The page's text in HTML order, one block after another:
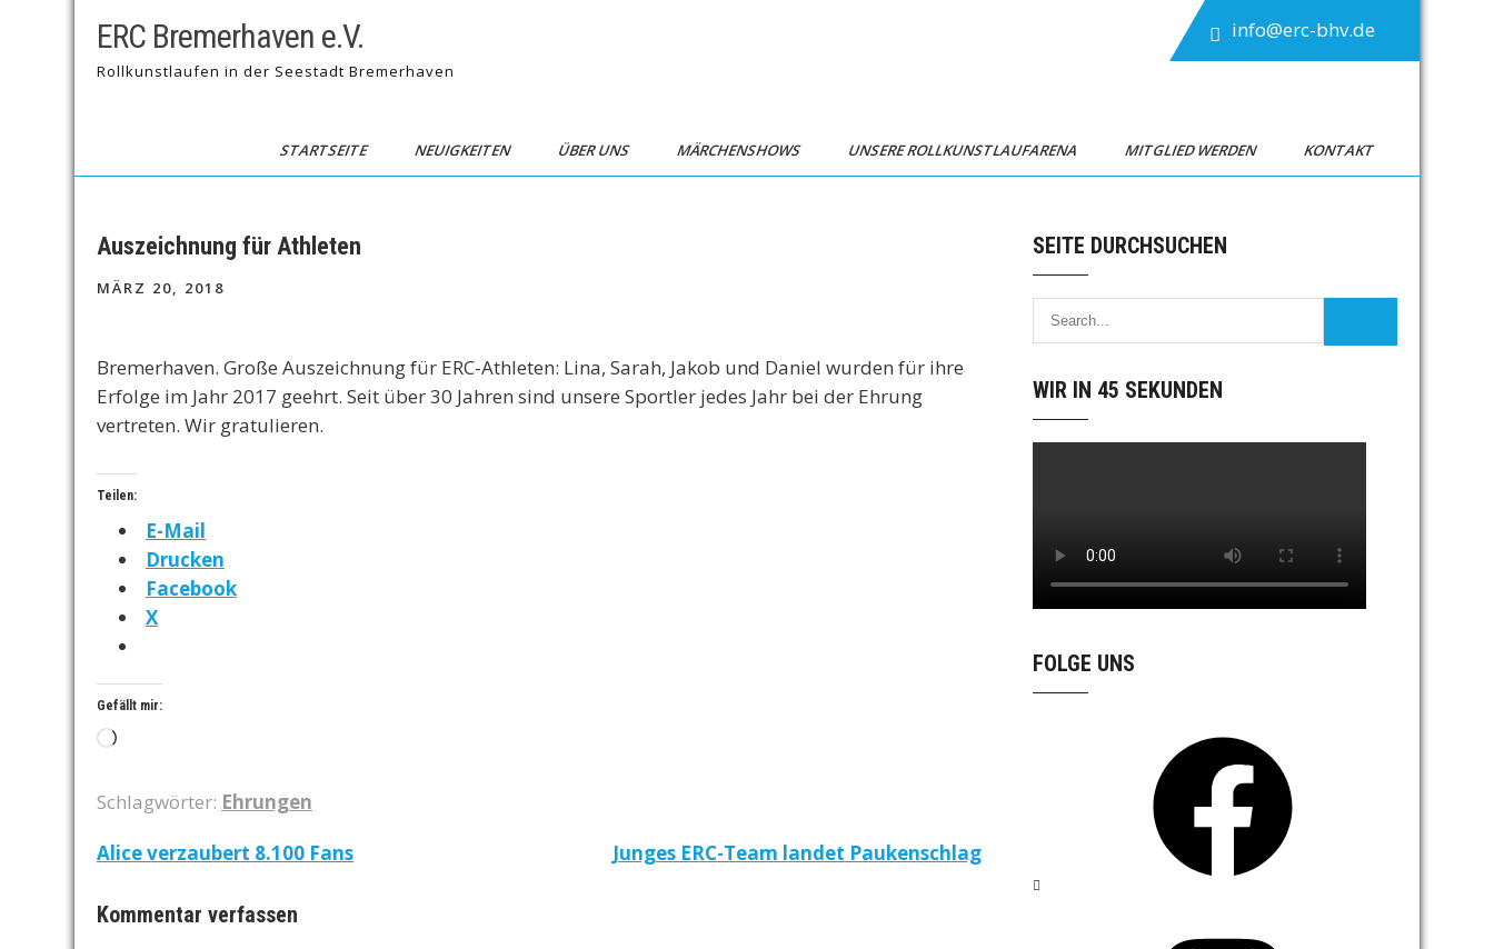
ERC Bremerhaven e.V.
Rollkunstlaufen in der Seestadt Bremerhaven
info@erc-bhv.de
STARTSEITE NEUIGKEITEN ÜBER UNS MÄRCHENSHOWS UNSERE ROLLKUNSTLAUFARENA MITGLIED WERDEN KONTAKT
Auszeichnung für Athleten
MÄRZ 20, 2018
Bremerhaven. Große Auszeichnung für ERC-Athleten: Lina, Sarah, Jakob und Daniel wurden für ihre
Erfolge im Jahr 2017 geehrt. Seit über 30 Jahren sind unsere Sportler jedes Jahr bei der Ehrung
vertreten. Wir gratulieren.
Teilen:
E-Mail
Drucken
Facebook
X
Gefällt mir:
Wird
Schlagwörter: Ehrungen
Beitragsnavigation
Alice verzaubert 8.100 Fans Junges ERC-Team landet Paukenschlag
Kommentar verfassen
SEITE DURCHSUCHEN
WIR IN 45 SEKUNDEN
FOLGE UNS